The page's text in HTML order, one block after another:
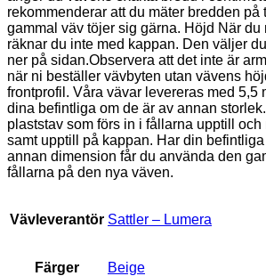
rekommenderar att du mäter bredden på
gammal väv töjer sig gärna. Höjd När du
räknar du inte med kappan. Den väljer
ner på sidan.Observera att det inte är
när ni beställer vävbyten utan vävens
frontprofil. Våra vävar levereras med 5,5
dina befintliga om de är av annan
plaststav som förs in i fållarna upptill
samt upptill på kappan. Har din
annan dimension får du använda den
fållarna på den nya väven.
Vävleverantör Sattler – Lumera
Färger Beige